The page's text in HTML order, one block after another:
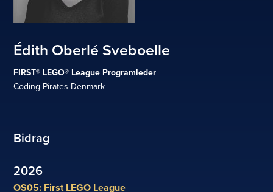
Édith Oberlé Sveboelle
FIRST® LEGO® League Programleder
Coding Pirates Denmark
Bidrag
2026
OS05: First LEGO League